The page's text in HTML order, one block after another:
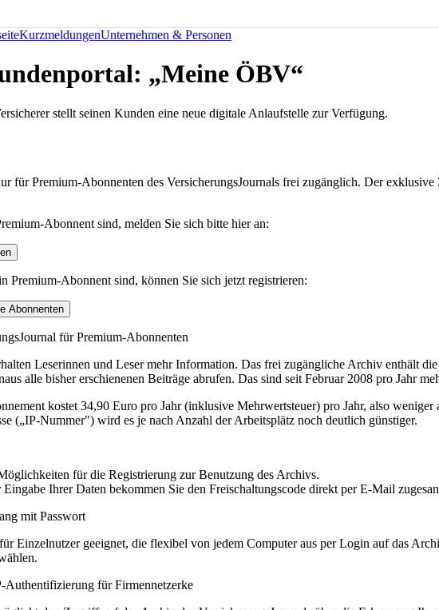
KurzmeldungenUnternehmen & Personen
„Meine ÖBV“
stellt seinen Kunden eine neue digitale Anlaufstelle zur Verfügung.
für Premium-Abonnenten des VersicherungsJournals frei zugänglich. Der
Abonnent sind, melden Sie sich bitte hier an:
Premium-Abonnent sind, können Sie sich jetzt registrieren:
für Premium-Abonnenten
Leserinnen und Leser mehr Information. Das frei zugängliche Archiv enthält
alle bisher erschienenen Beiträge abrufen. Das sind seit Februar 2008 pro Jahr
kostet 34,90 Euro pro Jahr (inklusive Mehrwertsteuer) pro Jahr, also
(„IP-Nummer") wird es je nach Anzahl der Arbeitsplätz noch deutlich günstiger.
für die Registrierung zur Benutzung des Archivs.
Ihrer Daten bekommen Sie den Freischaltungscode direkt per E-Mail
mit Passwort
Einzelnutzer geeignet, die flexibel von jedem Computer aus per Login auf das
Authentifizierung für Firmennetzerke